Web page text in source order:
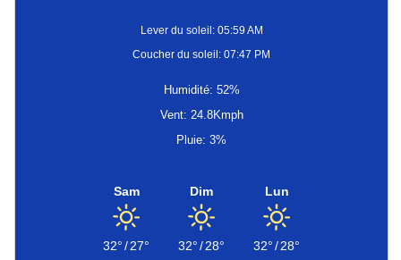
Lever du soleil: 05:59 AM
Coucher du soleil: 07:47 PM
Humidité: 52%
Vent: 24.8Kmph
Pluie: 3%
Sam
32°/27°
Dim
32°/28°
Lun
32°/28°